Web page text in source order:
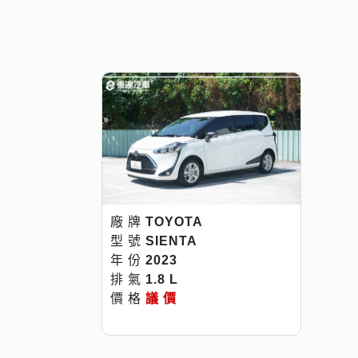
廠 牌 TOYOTA
型 號 SIENTA
年 份 2023
排 氣 1.8 L
價 格 議 價